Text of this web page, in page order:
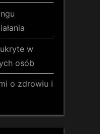
w
osób
o zdrowiu i